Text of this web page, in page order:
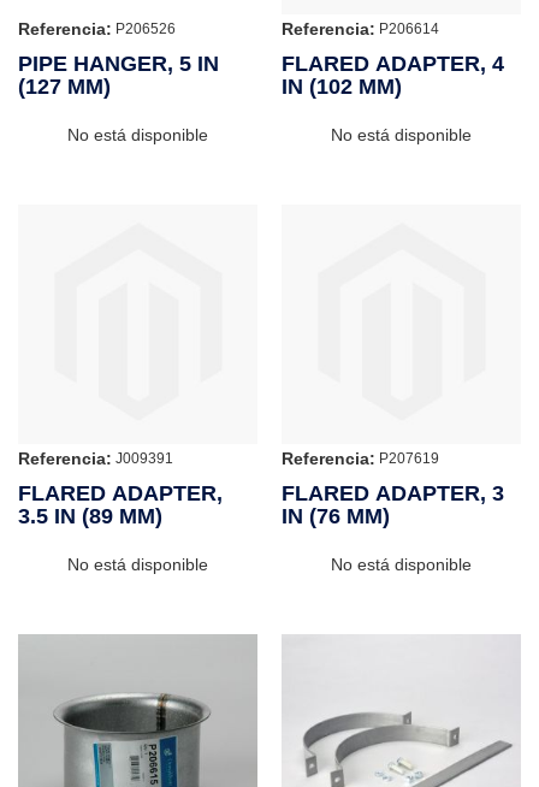
Referencia: P206526
PIPE HANGER, 5 IN
(127 MM)
No está disponible
Referencia: P206614
FLARED ADAPTER, 4
IN (102 MM)
No está disponible
Referencia: J009391
FLARED ADAPTER,
3.5 IN (89 MM)
No está disponible
Referencia: P207619
FLARED ADAPTER, 3
IN (76 MM)
No está disponible